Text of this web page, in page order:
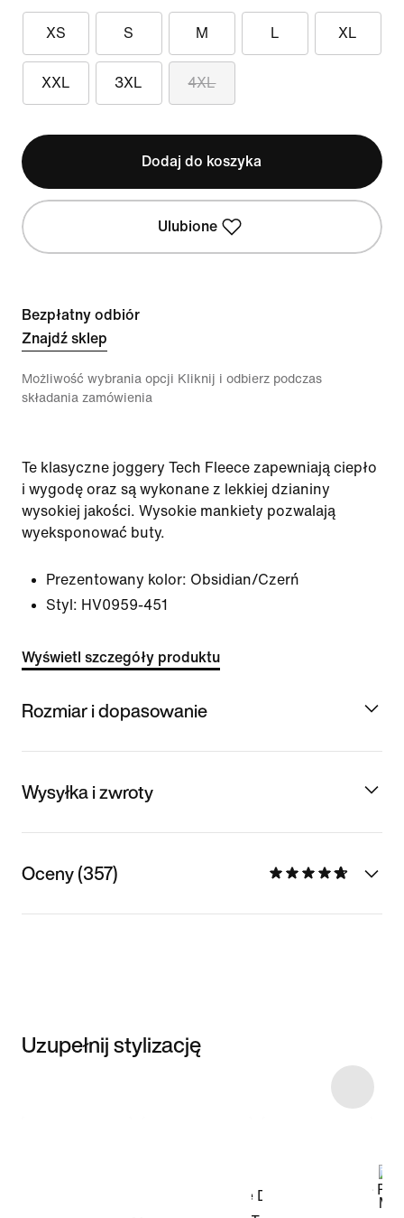
XS S M L XL
XXL 3XL 4XL
Dodaj do koszyka
Ulubione
Bezpłatny odbiór
Znajdź sklep
Możliwość wybrania opcji Kliknij i odbierz podczas
składania zamówienia
Te klasyczne joggery Tech Fleece zapewniają ciepło
i wygodę oraz są wykonane z lekkiej dzianiny
wysokiej jakości. Wysokie mankiety pozwalają
wyeksponować buty.
Prezentowany kolor: Obsidian/Czerń
Styl: HV0959-451
Wyświetl szczegóły produktu
Rozmiar i dopasowanie
Wysyłka i zwroty
Oceny (357)
Uzupełnij stylizację